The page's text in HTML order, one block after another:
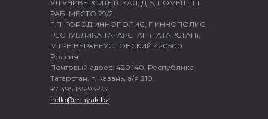
УЛ УНИВЕРСИТЕТСКАЯ, Д. 5, ПОМЕЩ. 111,
РАБ. МЕСТО 29/2
Г.П. ГОРОД ИННОПОЛИС, Г ИННОПОЛИС,
РЕСПУБЛИКА ТАТАРСТАН (ТАТАРСТАН),
М.Р-Н ВЕРХНЕУСЛОНСКИЙ 420500
Россия
Почтовый адрес: 420 140, Республика
Татарстан, г. Казань, а/я 210.
+7 495 135-93-73
hello@mayak.bz